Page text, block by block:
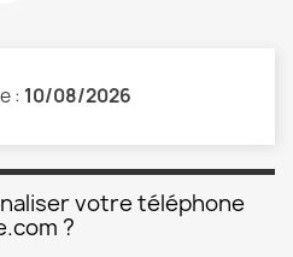
: 10/08/2026
votre téléphone
?